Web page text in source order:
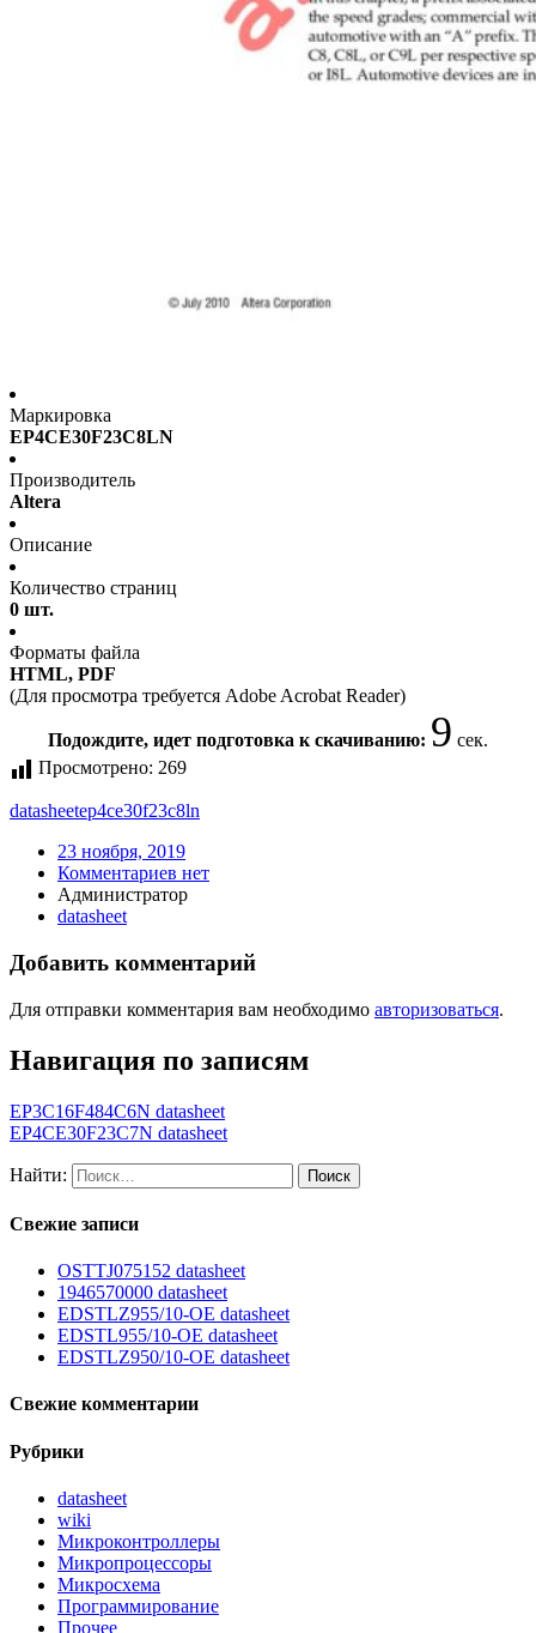
Маркировка
EP4CE30F23C8LN
Производитель
Altera
Описание
Количество страниц
0 шт.
Форматы файла
HTML, PDF
(Для просмотра требуется Adobe Acrobat Reader)
Подождите, идет подготовка к скачиванию: 9 сек.
Просмотрено: 269
datasheetep4ce30f23c8ln
23 ноября, 2019
Комментариев нет
Администратор
datasheet
Добавить комментарий
Для отправки комментария вам необходимо авторизоваться.
Навигация по записям
EP3C16F484C6N datasheet
EP4CE30F23C7N datasheet
Найти:
Свежие записи
OSTTJ075152 datasheet
1946570000 datasheet
EDSTLZ955/10-OE datasheet
EDSTL955/10-OE datasheet
EDSTLZ950/10-OE datasheet
Свежие комментарии
Рубрики
datasheet
wiki
Микроконтроллеры
Микропроцессоры
Микросхема
Программирование
Прочее